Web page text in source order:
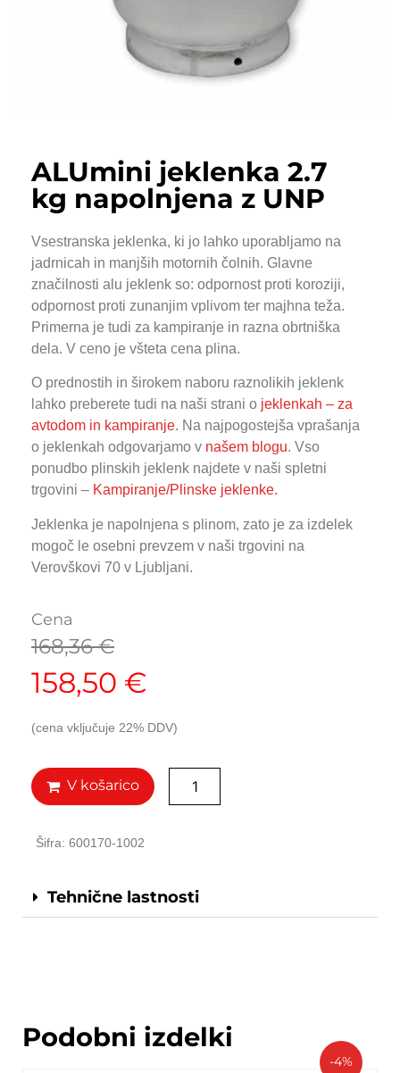
ALUmini jeklenka 2.7
kg napolnjena z UNP
Vsestranska jeklenka, ki jo lahko uporabljamo na
jadrnicah in manjših motornih čolnih. Glavne
značilnosti alu jeklenk so: odpornost proti koroziji,
odpornost proti zunanjim vplivom ter majhna teža.
Primerna je tudi za kampiranje in razna obrtniška
dela. V ceno je všteta cena plina.
O prednostih in širokem naboru raznolikih jeklenk
lahko preberete tudi na naši strani o jeklenkah – za
avtodom in kampiranje. Na najpogostejša vprašanja
o jeklenkah odgovarjamo v našem blogu. Vso
ponudbo plinskih jeklenk najdete v naši spletni
trgovini – Kampiranje/Plinske jeklenke.
Jeklenka je napolnjena s plinom, zato je za izdelek
mogoč le osebni prevzem v naši trgovini na
Verovškovi 70 v Ljubljani.
Cena
168,36€
158,50 €
(cena vključuje 22% DDV)
V košarico
Šifra: 600170-1002
Tehnične lastnosti
Podobni izdelki
-4%